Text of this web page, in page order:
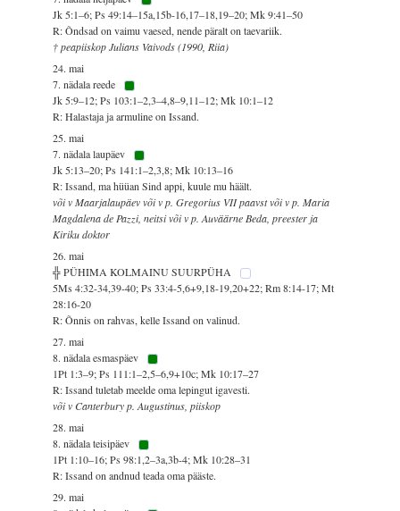
Jk 5:1–6; Ps 49:14–15a,15b-16,17–18,19–20; Mk 9:41–50
R: Õndsad on vaimu vaesed, nende päralt on taevariik.
† peapiiskop Julians Vaivods (1990, Riia)
24. mai
7. nädala reede
Jk 5:9–12; Ps 103:1–2,3–4,8–9,11–12; Mk 10:1–12
R: Halastaja ja armuline on Issand.
25. mai
7. nädala laupäev
Jk 5:13–20; Ps 141:1–2,3,8; Mk 10:13–16
R: Issand, ma hüüan Sind appi, kuule mu häält.
või v Maarjalaupäev või v p. Gregorius VII paavst või v p. Maria
Magdalena de Pazzi, neitsi või v p. Auväärne Beda, preester ja
Kiriku doktor
26. mai
╬ PÜHIMA KOLMAINU SUURPÜHA
5Ms 4:32-34,39-40; Ps 33:4-5,6+9,18-19,20+22; Rm 8:14-17; Mt
28:16-20
R: Õnnis on rahvas, kelle Issand on valinud.
27. mai
8. nädala esmaspäev
1Pt 1:3–9; Ps 111:1–2,5–6,9+10c; Mk 10:17–27
R: Issand tuletab meelde oma lepingut igavesti.
või v Canterbury p. Augustinus, piiskop
28. mai
8. nädala teisipäev
1Pt 1:10–16; Ps 98:1,2–3a,3b-4; Mk 10:28–31
R: Issand on andnud teada oma pääste.
29. mai